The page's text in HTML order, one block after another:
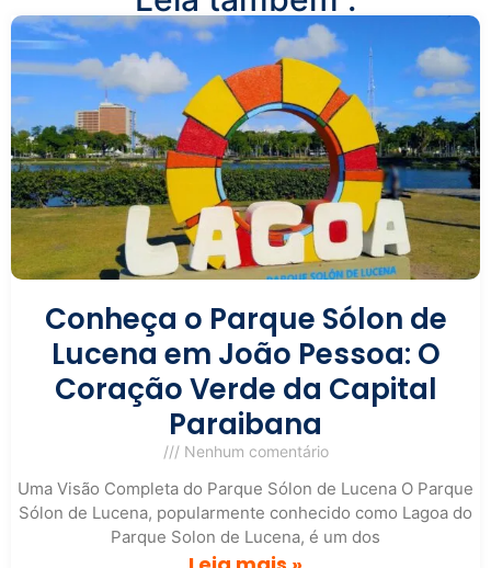
Conheça o Parque Sólon de
Lucena em João Pessoa: O
Coração Verde da Capital
Paraibana
Nenhum comentário
Uma Visão Completa do Parque Sólon de Lucena O Parque
Sólon de Lucena, popularmente conhecido como Lagoa do
Parque Solon de Lucena, é um dos